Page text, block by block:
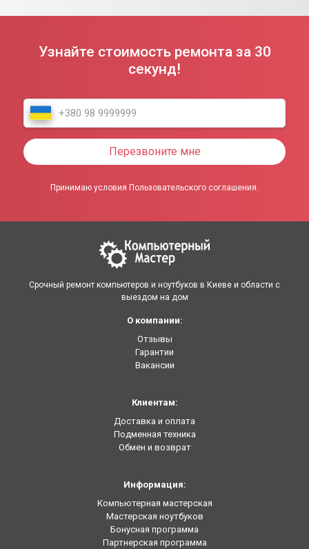
Узнайте стоимость ремонта за 30
секунд!
Перезвоните мне
Принимаю условия Пользовательского соглашения.
Срочный ремонт компьютеров и ноутбуков в Киеве и области с
выездом на дом
О компании:
Отзывы
Гарантии
Вакансии
Клиентам:
Доставка и оплата
Подменная техника
Обмен и возврат
Информация:
Компьютерная мастерская
Мастерская ноутбуков
Бонусная программа
Партнерская программа